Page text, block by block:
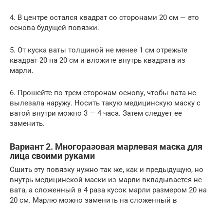
4. В центре остался квадрат со сторонами 20 см — это
основа будущей повязки.
5. От куска ваты толщиной не менее 1 см отрежьте
квадрат 20 на 20 см и вложите внутрь квадрата из
марли.
6. Прошейте по трем сторонам основу, чтобы вата не
вылезала наружу. Носить такую медицинскую маску с
ватой внутри можно 3 — 4 часа. Затем следует ее
заменить.
Вариант 2. Многоразовая марлевая маска для
лица своими руками
Сшить эту повязку нужно так же, как и предыдущую, но
внутрь медицинской маски из марли вкладывается не
вата, а сложенный в 4 раза кусок марли размером 20 на
20 см. Марлю можно заменить на сложенный в